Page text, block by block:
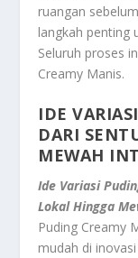
ruangan
langkah penting
Seluruh proses
Creamy Manis.
IDE
DARI
MEWAH
Ide Variasi
Lokal Hingga
Puding Creamy
mudah di